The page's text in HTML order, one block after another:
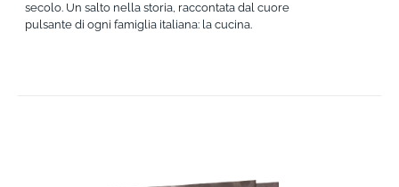
secolo. Un salto nella storia, raccontata dal cuore
pulsante di ogni famiglia italiana: la cucina.